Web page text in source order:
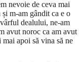
nevoie de ceva mai
m-am gândit ca e o
dealului, ne-am
avut noroc ca am avut
apoi să vina să ne